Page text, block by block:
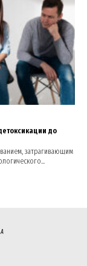
до
затрагивающим